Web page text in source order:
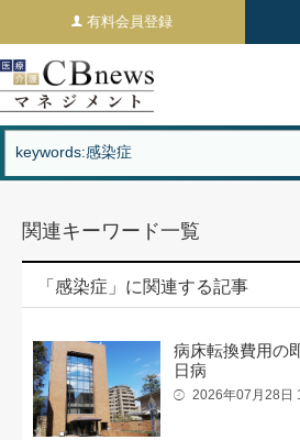
有料会員登録
関連キーワード一覧
「感染症」に関連する記事
病床転換費用の
日病
2026年07月28日